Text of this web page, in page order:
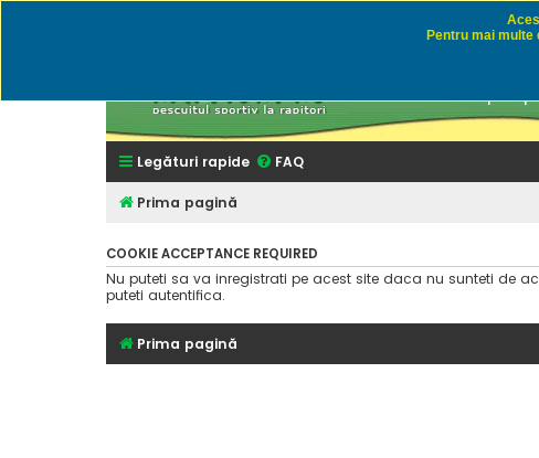
Discutii despre
Legături rapide FAQ
Prima pagină
COOKIE ACCEPTANCE REQUIRED
Nu puteti sa va inregistrati pe acest site daca nu sunteti de
puteti autentifica.
Pentru mai
Prima pagină